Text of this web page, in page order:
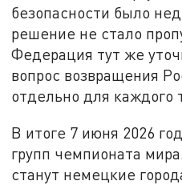
безопасности было
решение не стало
Федерация тут же
вопрос возвращения
отдельно для каждого
В итоге 7 июня 2026
групп чемпионата
станут немецкие